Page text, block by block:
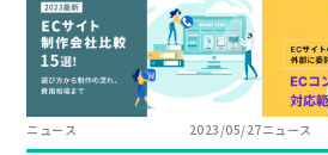
ニュース 2023/05/27ニュース